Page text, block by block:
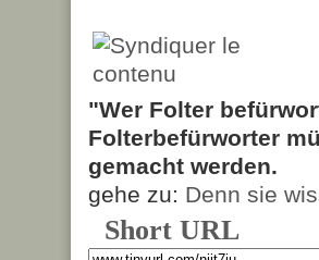
"Wer Folter
Folterbefürworter
gemacht werden.
gehe zu: Denn sie
Short URL